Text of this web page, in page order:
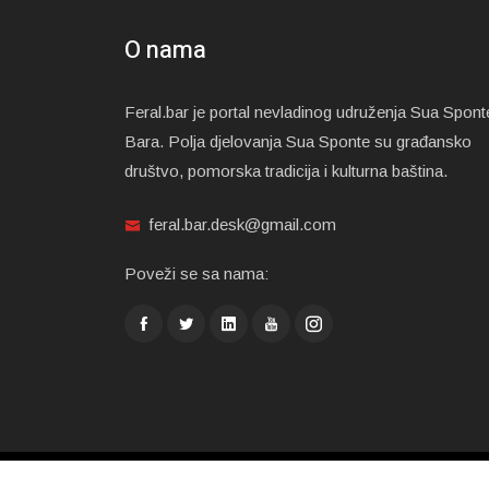
O nama
Feral.bar je portal nevladinog udruženja Sua
Bara. Polja djelovanja Sua Sponte su građansko
društvo, pomorska tradicija i kulturna baština.
feral.bar.desk@gmail.com
Poveži se sa nama: